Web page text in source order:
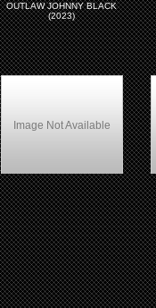
OUTLAW JOHNNY BLACK
(2023)
Image Not Available
Bamboozled (2000)